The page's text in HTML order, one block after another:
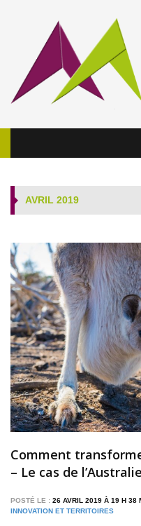
AVRIL 2019
Comment
– Le cas de l’Australie
POSTÉ LE : 26 AVRIL 2019 À 19 H
INNOVATION ET TERRITOIRES